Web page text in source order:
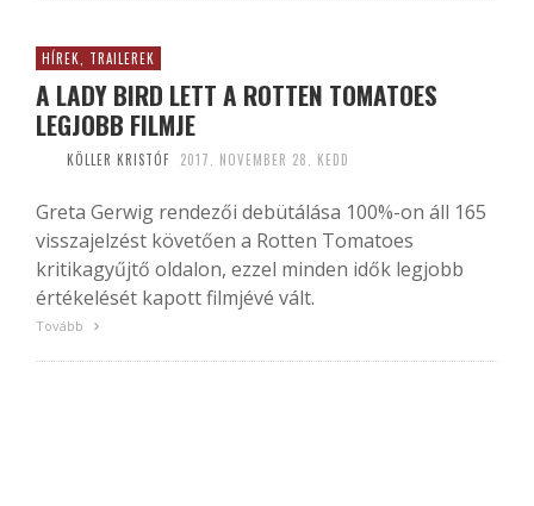
HÍREK, TRAILEREK
A LADY BIRD LETT A ROTTEN TOMATOES
LEGJOBB FILMJE
KÖLLER KRISTÓF 2017. NOVEMBER 28. KEDD
Greta Gerwig rendezői debütálása 100%-on áll 165
visszajelzést követően a Rotten Tomatoes
kritikagyűjtő oldalon, ezzel minden idők legjobb
értékelését kapott filmjévé vált.
Tovább